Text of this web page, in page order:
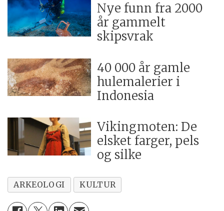
Nye funn fra 2000
år gammelt
skipsvrak
40 000 år gamle
hulemalerier i
Indonesia
Vikingmoten: De
elsket farger, pels
og silke
ARKEOLOGI KULTUR